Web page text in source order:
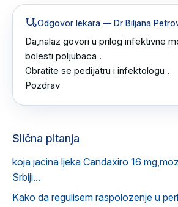
Odgovor lekara — Dr Biljana
Da,nalaz govori u prilog infektivne
bolesti poljubaca .
Obratite se pedijatru i infektologu .
Pozdrav
Slična pitanja
koja jacina ljeka Candaxiro 16
Srbiji...
Kako da regulisem raspolozenje u